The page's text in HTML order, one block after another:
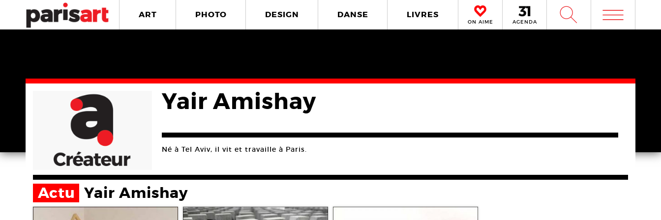
ART PHOTO DESIGN DANSE LIVRES
ON AIME AGENDA W m
Yair Amishay
Né à Tel Aviv, il vit et travaille à Paris.
Actu Yair Amishay